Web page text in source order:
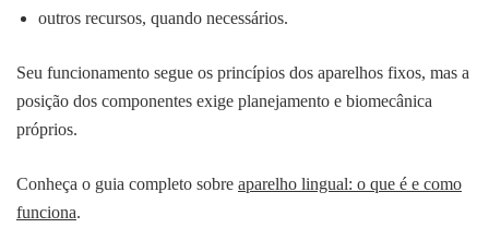
outros recursos, quando necessários.
Seu funcionamento segue os princípios dos aparelhos fixos, mas a
posição dos componentes exige planejamento e biomecânica
próprios.
Conheça o guia completo sobre aparelho lingual: o que é e como
funciona.